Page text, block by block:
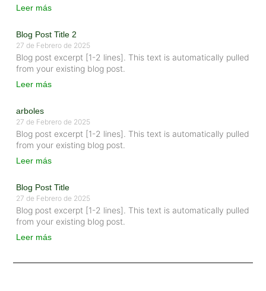
Leer más
Blog Post Title 2
27 de Febrero de 2025
Blog post excerpt [1-2 lines]. This text is automatically pulled
from your existing blog post.
Leer más
arboles
27 de Febrero de 2025
Blog post excerpt [1-2 lines]. This text is automatically pulled
from your existing blog post.
Leer más
Blog Post Title
27 de Febrero de 2025
Blog post excerpt [1-2 lines]. This text is automatically pulled
from your existing blog post.
Leer más